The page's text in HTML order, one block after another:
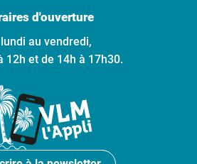
d'ouverture
lundi au vendredi,
12h et de 14h à 17h30.